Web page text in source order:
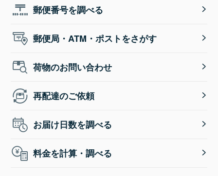
郵便番号を調べる
郵便局・ATM・ポストをさがす
荷物のお問い合わせ
再配達のご依頼
お届け日数を調べる
料金を計算・調べる